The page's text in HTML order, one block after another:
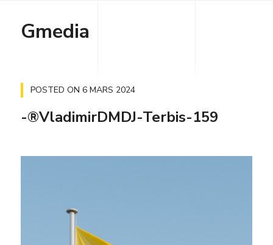
Gmedia
POSTED ON 6 MARS 2024
-®VladimirDMDJ-Terbis-159